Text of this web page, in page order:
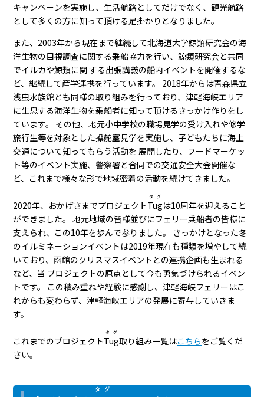
キャンペーンを実施し、生活航路としてだけでなく、観光航路
として多くの方に知って頂ける足掛かりとなりました。
また、2003年から現在まで継続して北海道大学鯨類研究会の海
洋生物の目視調査に関する乗船協力を行い、鯨類研究会と共同
でイルカや鯨類に関 する出張講義の船内イベントを開催するな
ど、継続して産学連携を行っています。 2018年からは青森県立
浅虫水族館とも同様の取り組みを行っており、津軽海峡エリア
に生息する海洋生物を乗船者に知って頂けるきっかけ作りをし
ています。 その他、地元小中学校の職場見学の受け入れや修学
旅行生等を対象とした操舵室見学を実施し、子どもたちに海上
交通について知ってもらう活動を 展開したり、フードマーケッ
ト等のイベント実施、警察署と合同での交通安全大会開催な
ど、これまで様々な形で地域密着の活動を続けてきました。
2020年、おかげさまでプロジェクトTug
タグ
は10周年を迎えること
ができました。 地元地域の皆様並びにフェリー乗船者の皆様に
支えられ、この10年を歩んで参りました。 きっかけとなった冬
のイルミネーションイベントは2019年現在も種類を増やして続
いており、函館のクリスマスイベントとの連携企画も生まれる
など、当 プロジェクトの原点として今も勇気づけられるイベン
トです。 この積み重ねや経験に感謝し、津軽海峡フェリーはこ
れからも変わらず、津軽海峡エリアの発展に寄与していきま
す。
これまでのプロジェクトTug
タグ
取り組み一覧はこちらをご覧くだ
さい。
タグ